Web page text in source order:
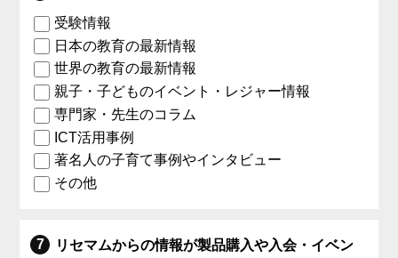
受験情報
日本の教育の最新情報
世界の教育の最新情報
親子・子どものイベント・レジャー情報
専門家・先生のコラム
ICT活用事例
著名人の子育て事例やインタビュー
その他
リセマムからの情報が製品購入や入会・イベン